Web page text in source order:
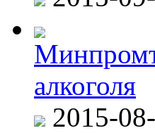
алкоголя
2015-